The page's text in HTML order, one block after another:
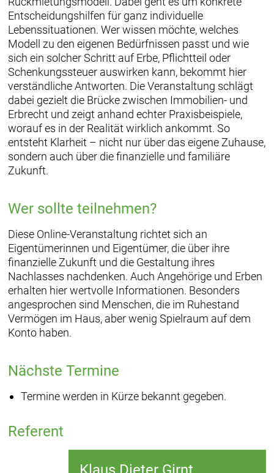
Entscheidungshilfen für ganz individuelle
Lebenssituationen. Wer wissen möchte, welches
Modell zu den eigenen Bedürfnissen passt und wie
sich ein solcher Schritt auf Erbe, Pflichtteil oder
Schenkungssteuer auswirken kann, bekommt hier
verständliche Antworten. Die Veranstaltung schlägt
dabei gezielt die Brücke zwischen Immobilien- und
Erbrecht und zeigt anhand echter Praxisbeispiele,
worauf es in der Realität wirklich ankommt. So
entsteht Klarheit – nicht nur über das eigene Zuhause,
sondern auch über die finanzielle und familiäre
Zukunft.
Wer sollte teilnehmen?
Diese Online-Veranstaltung richtet sich an
Eigentümerinnen und Eigentümer, die über ihre
finanzielle Zukunft und die Gestaltung ihres
Nachlasses nachdenken. Auch Angehörige und Erben
erhalten hier wertvolle Informationen. Besonders
angesprochen sind Menschen, die im Ruhestand
Vermögen im Haus, aber wenig Spielraum auf dem
Konto haben.
Nächste Termine
Termine werden in Kürze bekannt gegeben.
Referent